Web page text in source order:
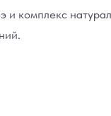
комплекс